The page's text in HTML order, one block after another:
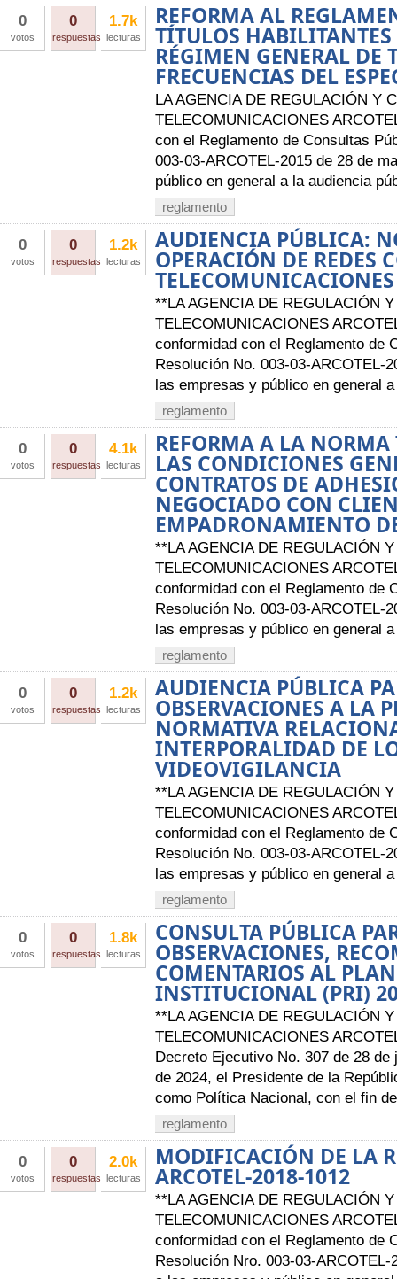
0
votos
0
respuestas
1.7k
lecturas
REFORMA AL
TÍTULOS
RÉGIMEN GENERAL DE
FRECUENCIAS DEL
LA AGENCIA DE REGULACIÓN Y
TELECOMUNICACIONES
con el Reglamento de Consultas
003-03-ARCOTEL-2015 de 28 de
público en general a la audiencia
reglamento
0
votos
0
respuestas
1.2k
lecturas
AUDIENCIA PÚBLICA:
OPERACIÓN DE REDES
TELECOMUNICACIONES
**LA AGENCIA DE REGULACIÓN
TELECOMUNICACIONES
conformidad con el Reglamento de
Resolución No. 003-03-ARCOTEL-
las empresas y público en general
reglamento
0
votos
0
respuestas
4.1k
lecturas
REFORMA A LA
LAS CONDICIONES
CONTRATOS DE
NEGOCIADO CON
EMPADRONAMIENTO
**LA AGENCIA DE REGULACIÓN
TELECOMUNICACIONES
conformidad con el Reglamento de
Resolución No. 003-03-ARCOTEL-
las empresas y público en general
reglamento
0
votos
0
respuestas
1.2k
lecturas
AUDIENCIA PÚBLICA
OBSERVACIONES A LA
NORMATIVA
INTERPORALIDAD DE
VIDEOVIGILANCIA
**LA AGENCIA DE REGULACIÓN
TELECOMUNICACIONES
conformidad con el Reglamento de
Resolución No. 003-03-ARCOTEL-
las empresas y público en general
reglamento
0
votos
0
respuestas
1.8k
lecturas
CONSULTA PÚBLICA
OBSERVACIONES,
COMENTARIOS AL
INSTITUCIONAL (PRI)
**LA AGENCIA DE REGULACIÓN
TELECOMUNICACIONES
Decreto Ejecutivo No. 307 de 28
de 2024, el Presidente de la
como Política Nacional, con el fin
reglamento
0
votos
0
respuestas
2.0k
lecturas
MODIFICACIÓN DE LA
ARCOTEL-2018-1012
**LA AGENCIA DE REGULACIÓN
TELECOMUNICACIONES
conformidad con el Reglamento de
Resolución Nro. 003-03-